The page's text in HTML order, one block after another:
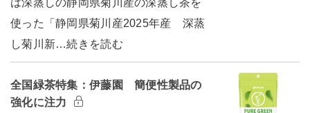
は深蒸しの静岡県菊川産の深蒸し茶を
使った「静岡県菊川産2025年産 深蒸
し菊川新…続きを読む
全国緑茶特集：伊藤園 簡便性製品の
強化に注力